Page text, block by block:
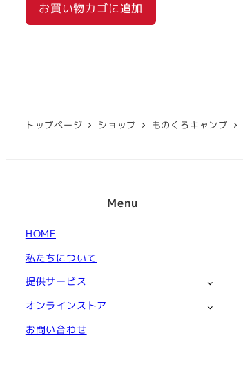
お買い物カゴに追加
トップページ ショップ ものくろキャンプ
Menu
HOME
私たちについて
提供サービス
オンラインストア
お問い合わせ